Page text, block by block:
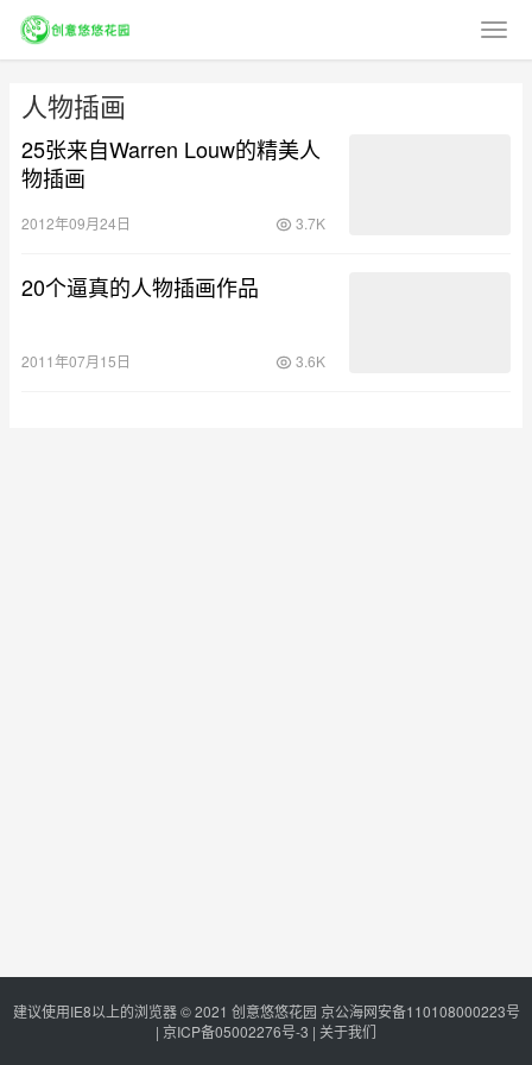
人物插画
25张来自Warren Louw的精美人
物插画
2012年09月24日 3.7K
20个逼真的人物插画作品
2011年07月15日 3.6K
建议使用IE8以上的浏览器 © 2021 创意悠悠花园 京公海网安备110108000223号
| 京ICP备05002276号-3 | 关于我们